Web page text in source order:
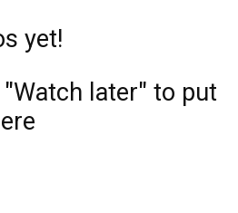
yet!
later" to put